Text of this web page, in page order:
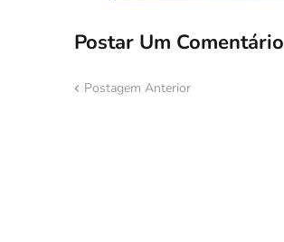
Postar Um Comentário
Postagem Anterior